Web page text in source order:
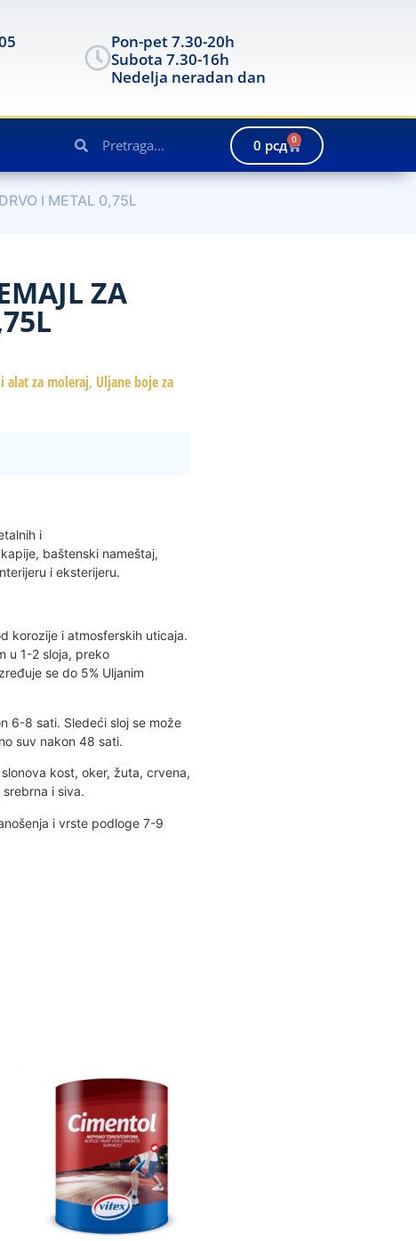
Pon-pet 7.30-20h
Subota 7.30-16h
Nedelja neradan dan
0 рсд 0
I METAL 0,75L
ZA
alat za moleraj, Uljane boje za
i
baštenski nameštaj,
i eksterijeru.
korozije i atmosferskih uticaja.
u 1-2 sloja, preko
se do 5% Uljanim
6-8 sati. Sledeći sloj se može
suv nakon 48 sati.
kost, oker, žuta, crvena,
i siva.
i vrste podloge 7-9